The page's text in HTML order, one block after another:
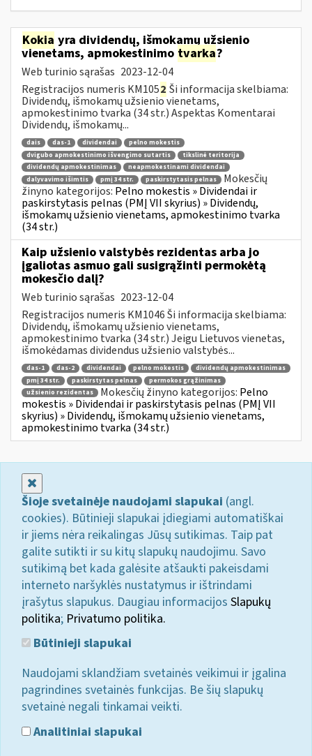
Kokia yra dividendų, išmokamų užsienio
vienetams, apmokestinimo tvarka?
Web turinio sąrašas 2023-12-04
Registracijos numeris KM1052 Ši informacija skelbiama:
Dividendų, išmokamų užsienio vienetams,
apmokestinimo tvarka (34 str.) Aspektas Komentarai
Dividendų, išmokamų...
dais das-1 dividendai
pelno mokestis
dvigubo apmokestinimo išvengimo sutartis
tikslinė teritorija
dividendų apmokestinimas
neapmokestinami dividendai
dalyvavimo išimtis
pmį 34 str. paskirstytasis pelnas
Mokesčių
žinyno kategorijos: Pelno mokestis » Dividendai ir
paskirstytasis pelnas (PMĮ VII skyrius) » Dividendų,
išmokamų užsienio vienetams, apmokestinimo tvarka
(34 str.)
Kaip užsienio valstybės rezidentas arba jo
įgaliotas asmuo gali susigrąžinti permokėtą
mokesčio dalį?
Web turinio sąrašas 2023-12-04
Registracijos numeris KM1046 Ši informacija skelbiama:
Dividendų, išmokamų užsienio vienetams,
apmokestinimo tvarka (34 str.) Jeigu Lietuvos vienetas,
išmokėdamas dividendus užsienio valstybės...
das-1 das-2 dividendai pelno mokestis
dividendų apmokestinimas
pmį 34 str.
paskirstytas pelnas
permokos grąžinimas
užsienio rezidentas
Mokesčių žinyno kategorijos: Pelno
mokestis » Dividendai ir paskirstytasis pelnas (PMĮ VII
skyrius) » Dividendų, išmokamų užsienio vienetams,
apmokestinimo tvarka (34 str.)
Šioje svetainėje naudojami slapukai (angl.
cookies). Būtinieji slapukai įdiegiami automatiškai
ir jiems nėra reikalingas Jūsų sutikimas. Taip pat
galite sutikti ir su kitų slapukų naudojimu. Savo
sutikimą bet kada galėsite atšaukti pakeisdami
interneto naršyklės nustatymus ir ištrindami
įrašytus slapukus. Daugiau informacijos Slapukų
politika; Privatumo politika.
Būtinieji slapukai
Naudojami sklandžiam svetainės veikimui ir įgalina
pagrindines svetainės funkcijas. Be šių slapukų
svetainė negali tinkamai veikti.
Analitiniai slapukai